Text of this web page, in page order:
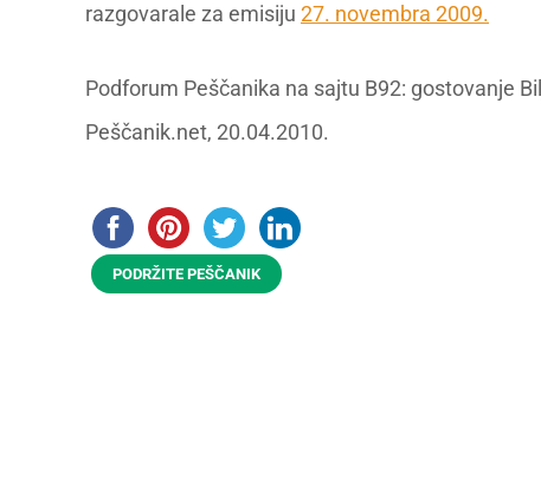
razgovarale za emisiju 27. novembra 2009.
Podforum Peščanika na sajtu B92: gostovanje
Peščanik.net, 20.04.2010.
PODRŽITE PEŠČANIK